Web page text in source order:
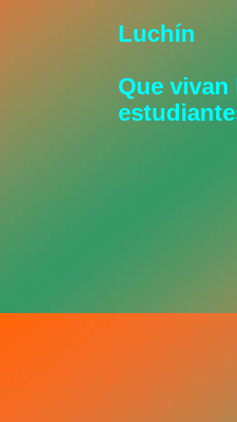
Luchín
Que vivan